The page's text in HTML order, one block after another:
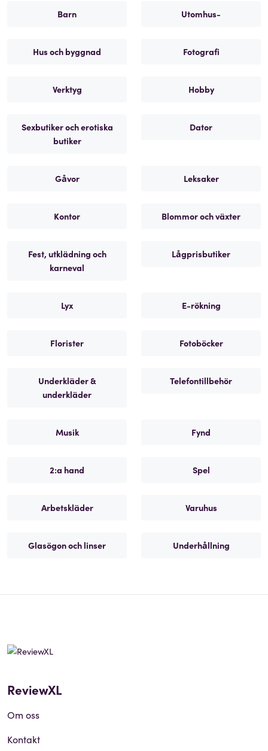
Barn Utomhus-
Hus och byggnad Fotografi
Verktyg Hobby
Sexbutiker och erotiska
butiker
Dator
Gåvor Leksaker
Kontor Blommor och växter
Fest, utklädning och
karneval
Lågprisbutiker
Lyx E-rökning
Florister Fotoböcker
Underkläder &
underkläder
Telefontillbehör
Musik Fynd
2:a hand Spel
Arbetskläder Varuhus
Glasögon och linser Underhållning
ReviewXL
Om oss
Kontakt